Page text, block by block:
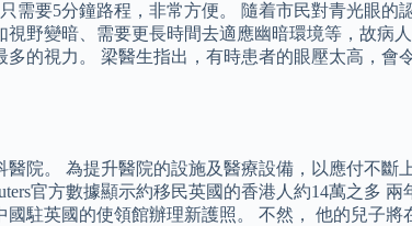
需要5分鐘路程，非常方便。 隨着市民對青光眼
野變暗、需要更長時間去適應幽暗環境等，故病
的視力。 梁醫生指出，有時患者的眼壓太高，
院。 為提升醫院的設施及醫療設備，以應付不
官方數據顯示約移民英國的香港人約14萬之多
駐英國的使領館辦理新護照。 不然， 他的兒子將